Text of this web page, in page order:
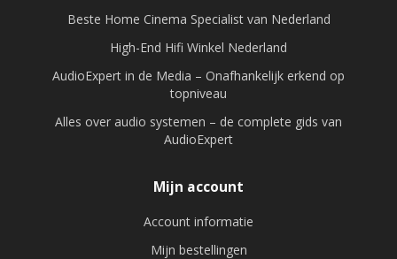
Beste Home Cinema Specialist van Nederland
High-End Hifi Winkel Nederland
AudioExpert in de Media – Onafhankelijk erkend op
topniveau
Alles over audio systemen – de complete gids van
AudioExpert
Mijn account
Account informatie
Mijn bestellingen